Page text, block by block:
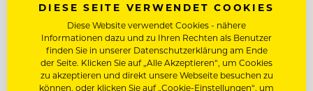
ETAGENFACHFRAU/-MANN LEITUNG
STELLVERTRETUNG (M/W/D)
Entdecke alle Jobs
DIESE SEITE VERWENDET COOKIES
Diese Website verwendet Cookies - nähere
Informationen dazu und zu Ihren Rechten als Benutzer
finden Sie in unserer Datenschutzerklärung am Ende
der Seite. Klicken Sie auf „Alle Akzeptieren“, um Cookies
zu akzeptieren und direkt unsere Webseite besuchen zu
können, oder klicken Sie auf „Cookie-Einstellungen“, um